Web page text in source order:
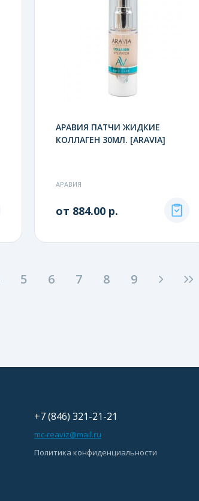
АРАВИЯ ПАТЧИ ЖИДКИЕ
КОЛЛАГЕН 30МЛ. [ARAVIA]
АРАВИЯ
от 884.00 р.
5 6 7 8 9
+7 (846) 321-21-21
mc-reaviz@mail.ru
Политика конфиденциальности